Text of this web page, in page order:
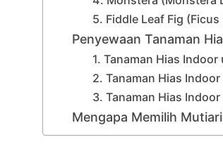
5. Fiddle Leaf Fig
Penyewaan Tanaman
1. Tanaman Hias
2. Tanaman Hias
3. Tanaman Hias
Mengapa Memilih